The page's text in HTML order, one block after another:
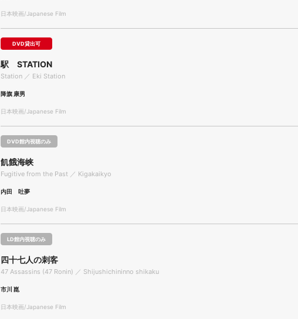
日本映画/Japanese Film
DVD貸出可
駅 STATION
Station ／ Eki Station
降旗 康男
日本映画/Japanese Film
DVD館内視聴のみ
飢餓海峡
Fugitive from the Past ／ Kigakaikyo
内田 吐夢
日本映画/Japanese Film
LD館内視聴のみ
四十七人の刺客
47 Assassins (47 Ronin) ／ Shijushichininno shikaku
市川 崑
日本映画/Japanese Film